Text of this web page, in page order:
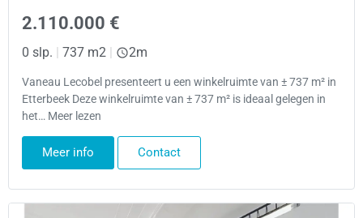
2.110.000 €
0 slp. | 737 m2 | 2m
Vaneau Lecobel presenteert u een winkelruimte van ± 737 m² in
Etterbeek Deze winkelruimte van ± 737 m² is ideaal gelegen in
het… Meer lezen
Meer info Contact